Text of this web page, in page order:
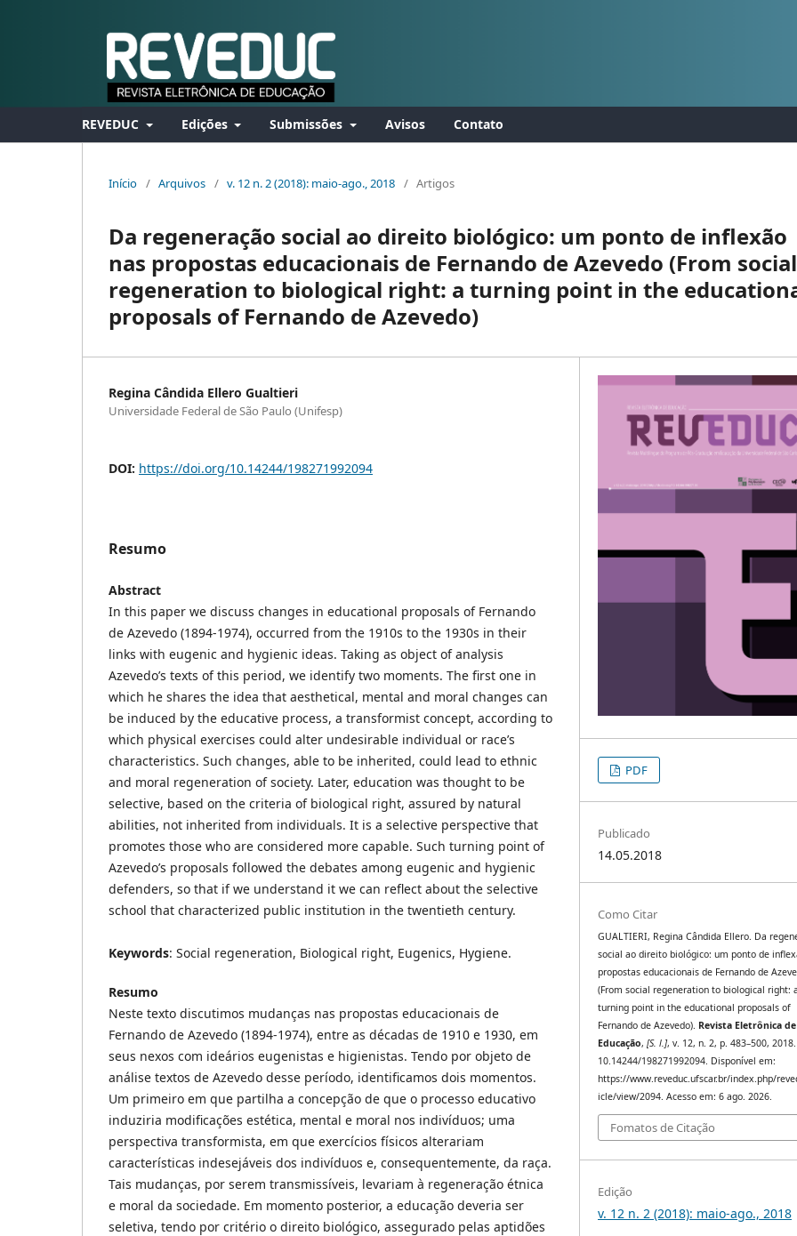
REVEDUC Edições Submissões Avisos Contato
Início / Arquivos / v. 12 n. 2 (2018): maio-ago., 2018 / Artigos
Da regeneração social ao direito biológico: um ponto de inflexão
nas propostas educacionais de Fernando de Azevedo (From social
regeneration to biological right: a turning point in the
proposals of Fernando de Azevedo)
Regina Cândida Ellero Gualtieri
Universidade Federal de São Paulo (Unifesp)
DOI: https://doi.org/10.14244/198271992094
Resumo
Abstract
In this paper we discuss changes in educational proposals of Fernando
de Azevedo (1894-1974), occurred from the 1910s to the 1930s in their
links with eugenic and hygienic ideas. Taking as object of analysis
Azevedo’s texts of this period, we identify two moments. The first one in
which he shares the idea that aesthetical, mental and moral changes can
be induced by the educative process, a transformist concept, according to
which physical exercises could alter undesirable individual or race’s
characteristics. Such changes, able to be inherited, could lead to ethnic
and moral regeneration of society. Later, education was thought to be
selective, based on the criteria of biological right, assured by natural
abilities, not inherited from individuals. It is a selective perspective that
promotes those who are considered more capable. Such turning point of
Azevedo’s proposals followed the debates among eugenic and hygienic
defenders, so that if we understand it we can reflect about the selective
school that characterized public institution in the twentieth century.
Keywords: Social regeneration, Biological right, Eugenics, Hygiene.
Resumo
Neste texto discutimos mudanças nas propostas educacionais de
Fernando de Azevedo (1894-1974), entre as décadas de 1910 e 1930, em
seus nexos com ideários eugenistas e higienistas. Tendo por objeto de
análise textos de Azevedo desse período, identificamos dois momentos.
Um primeiro em que partilha a concepção de que o processo educativo
induziria modificações estética, mental e moral nos indivíduos; uma
perspectiva transformista, em que exercícios físicos alterariam
características indesejáveis dos indivíduos e, consequentemente, da raça.
Tais mudanças, por serem transmissíveis, levariam à regeneração étnica
e moral da sociedade. Em momento posterior, a educação deveria ser
seletiva, tendo por critério o direito biológico, assegurado pelas aptidões
PDF
Publicado
14.05.2018
Como Citar
GUALTIERI, Regina Cândida Ellero. Da
social ao direito biológico: um ponto de
propostas educacionais de Fernando de
(From social regeneration to biological right: a
turning point in the educational proposals of
Fernando de Azevedo). Revista Eletrônica de
Educação,[S. l.], v. 12, n. 2, p. 483–500,
10.14244/198271992094. Disponível em:
https://www.reveduc.ufscar.br/index.php/
icle/view/2094. Acesso em: 6 ago. 2026.
Fomatos de Citação
Edição
v. 12 n. 2 (2018): maio-ago., 2018